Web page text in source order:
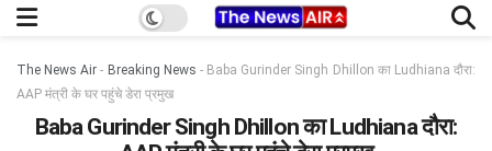
The News Air - Breaking News - Baba Gurinder Singh Dhillon का Ludhiana दौरा:
AAP मंत्री के घर पहुंचे डेरा प्रमुख
Baba Gurinder Singh Dhillon का Ludhiana दौरा: